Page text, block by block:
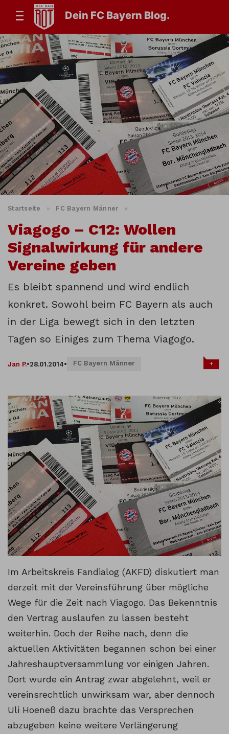
Dein FC Bayern Blog.
Startseite » FC Bayern Männer »
Viagogo – C12: Wollen
Signalwirkung für andere
Vereine geben
Es bleibt spannend und wird endlich
konkret. Sowohl beim FC Bayern als auch
in der Liga bewegt sich in den letzten
Tagen so Einiges zum Thema Viagogo.
Jan P.•28.01.2014• FC Bayern Männer +
Im Arbeitskreis Fandialog (AKFD) diskutiert man
derzeit mit der Vereinsführung über mögliche
Wege für die Zeit nach Viagogo. Das Bekenntnis
den Vertrag auslaufen zu lassen besteht
weiterhin. Doch der Reihe nach, denn die
aktuellen Aktivitäten begannen schon bei einer
Jahreshauptversammlung vor einigen Jahren.
Dort wurde ein Antrag zwar abgelehnt, weil er
vereinsrechtlich unwirksam war, aber dennoch
Uli Hoeneß dazu brachte das Versprechen
abzugeben keine weitere Verlängerung